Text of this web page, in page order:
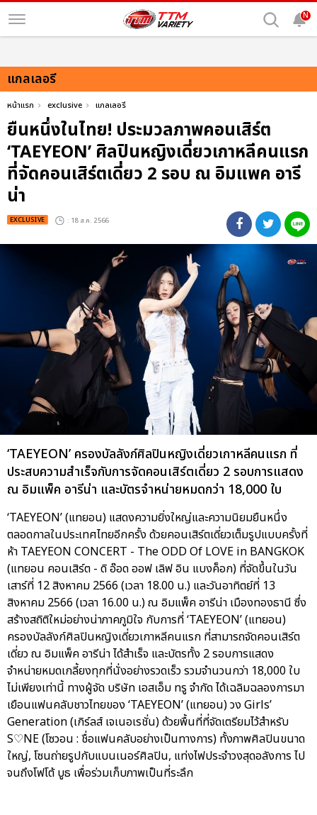
N
แกลเลอรี
หน้าแรก exclusive แกลเลอรี
ยืนหนึ่งในไทย! ประมวลภาพคอนเสิร์ต
‘TAEYEON’ ศิลปินหญิงเดี่ยวเกาหลีคนแรก
ที่จัดคอนเสิร์ตเดี่ยว 2 รอบ ณ อิมแพค อารี
น่า
EXCLUSIVE : 18 ส.ค. 2566
‘TAEYEON’ ครองบัลลังก์ศิลปินหญิงเดี่ยวเกาหลีคนแรก ที่
ประสบความสำเร็จกับการจัดคอนเสิร์ตเดี่ยว 2 รอบการแสดง
ณ อิมแพ็ค อารีน่า และบัตรจำหน่ายหมดกว่า 18,000 ใบ
‘TAEYEON’ (แทยอน) แสดงความยิ่งใหญ่และความนิยมยืนหนึ่ง
ตลอดกาลในประเทศไทยอีกครั้ง ด้วยคอนเสิร์ตเดี่ยวเต็มรูปแบบครั้งที่
ห้า TAEYEON CONCERT - The ODD Of LOVE in BANGKOK
(แทยอน คอนเสิร์ต - ดิ อ๊อด ออฟ เลิฟ อิน แบงค็อก) ที่จัดขึ้นในวัน
เสาร์ที่ 12 สิงหาคม 2566 (เวลา 18.00 น.) และวันอาทิตย์ที่ 13
สิงหาคม 2566 (เวลา 16.00 น.) ณ อิมแพ็ค อารีน่า เมืองทองธานี ซึ่ง
สร้างสถิติใหม่อย่างน่าภาคภูมิใจ กับการที่ ‘TAEYEON’ (แทยอน)
ครองบัลลังก์ศิลปินหญิงเดี่ยวเกาหลีคนแรก ที่สามารถจัดคอนเสิร์ต
เดี่ยว ณ อิมแพ็ค อารีน่า ได้สำเร็จ และบัตรทั้ง 2 รอบการแสดง
จำหน่ายหมดเกลี้ยงทุกที่นั่งอย่างรวดเร็ว รวมจำนวนกว่า 18,000 ใบ
ไม่เพียงเท่านี้ ทางผู้จัด บริษัท เอสเอ็ม ทรู จำกัด ได้เฉลิมฉลองการมา
เยือนแฟนคลับชาวไทยของ ‘TAEYEON’ (แทยอน) วง Girls’
Generation (เกิร์ลส์ เจเนอเรชั่น) ด้วยพื้นที่ที่จัดเตรียมไว้สำหรับ
S♡NE (โซวอน : ชื่อแฟนคลับอย่างเป็นทางการ) ทั้งภาพศิลปินขนาด
ใหญ่, โซนถ่ายรูปกับแบนเนอร์ศิลปิน, แท่งไฟประจำวงสุดอลังการ ไป
จนถึงโฟโต้ บูธ เพื่อร่วมเก็บภาพเป็นที่ระลึก